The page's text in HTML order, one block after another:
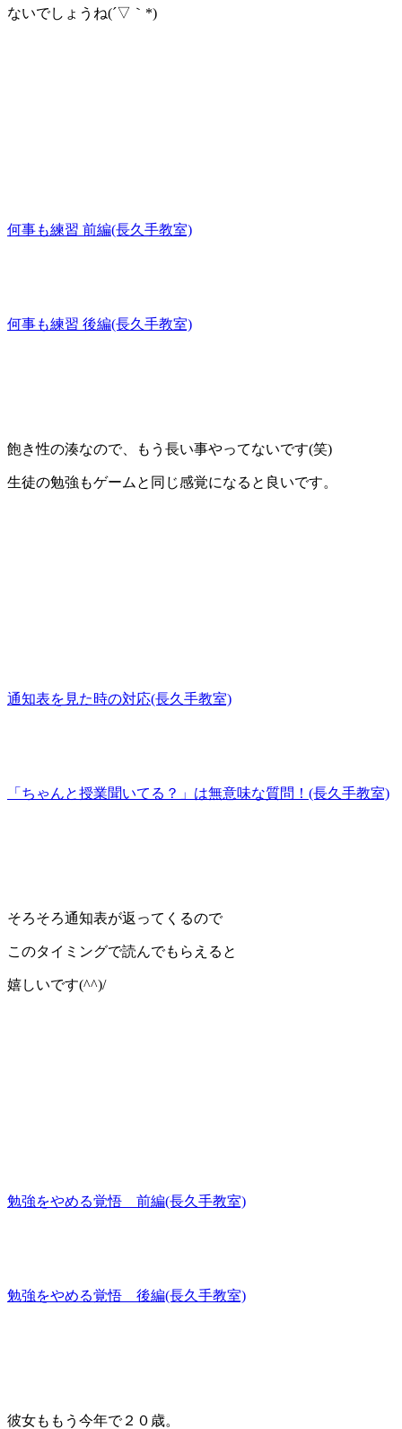
ないでしょうね(´▽｀*)
何事も練習 前編(長久手教室)
何事も練習 後編(長久手教室)
飽き性の湊なので、もう長い事やってないです(笑)
生徒の勉強もゲームと同じ感覚になると良いです。
通知表を見た時の対応(長久手教室)
「ちゃんと授業聞いてる？」は無意味な質問！(長久手教室)
そろそろ通知表が返ってくるので
このタイミングで読んでもらえると
嬉しいです(^^)/
勉強をやめる覚悟 前編(長久手教室)
勉強をやめる覚悟 後編(長久手教室)
彼女ももう今年で２０歳。